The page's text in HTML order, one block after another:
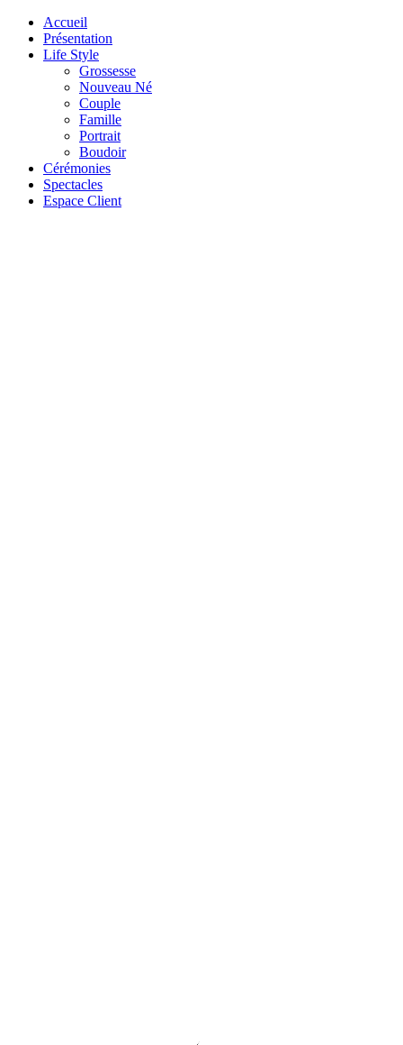
Accueil
Présentation
Life Style
Grossesse
Nouveau Né
Couple
Famille
Portrait
Boudoir
Cérémonies
Spectacles
Espace Client